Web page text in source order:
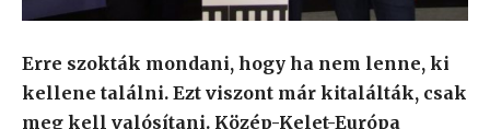
Erre szokták mondani, hogy ha nem lenne, ki
kellene találni. Ezt viszont már kitalálták, csak
meg kell valósítani. Közép-Kelet-Európa